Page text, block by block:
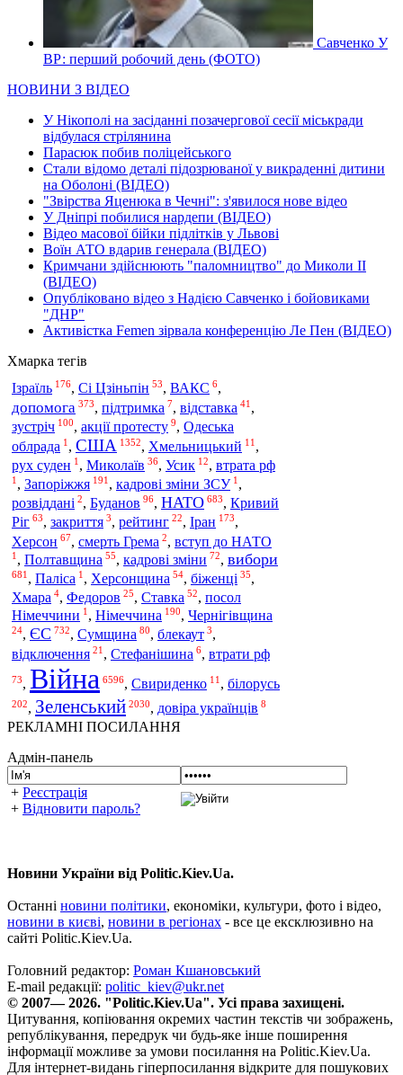
Савченко У
ВР: перший робочий день (ФОТО)
НОВИНИ З ВІДЕО
У Нікополі на засіданні позачергової сесії міськради
відбулася стрілянина
Парасюк побив поліцейського
Стали відомо деталі підозрюваної у викраденні дитини
на Оболоні (ВІДЕО)
"Звірства Яценюка в Чечні": з'явилося нове відео
У Дніпрі побилися нардепи (ВІДЕО)
Відео масової бійки підлітків у Львові
Воїн АТО вдарив генерала (ВІДЕО)
Кримчани здійснюють "паломництво" до Миколи ІІ
(ВІДЕО)
Опубліковано відео з Надією Савченко і бойовиками
"ДНР"
Активістка Femen зірвала конференцію Ле Пен (ВІДЕО)
Хмарка тегів
Ізраїль 176, Сі Цзіньпін 53, ВАКС 6,
допомога 373, підтримка 7, відставка 41 ,
зустріч 100, акції протесту 9, Одеська
облрада 1 , США 1352, Хмельницький 11 ,
рух суден 1, Миколаїв 36, Усик 12, втрата рф
1 , Запоріжжя 191 , кадрові зміни ЗСУ 1 ,
розвіддані 2, Буданов 96, НАТО 683, Кривий
Ріг 63, закриття 3, рейтинг 22, Іран 173,
Херсон 67, смерть Грема 2, вступ до НАТО
1 , Полтавщина 55, кадрові зміни 72, вибори
681, Паліса 1, Херсонщина 54, біженці 35,
Хмара 4, Федоров 25, Ставка 52, посол
Німеччини 1 , Німеччина 190, Чернігівщина
24, ЄС 732, Сумщина 80, блекаут 3,
відключення 21 , Стефанішина 6, втрати рф
73, Війна 6596, Свириденко 11 , білорусь
202, Зеленський 2030, довіра українців 8
РЕКЛАМНІ ПОСИЛАННЯ
Адмін-панель
+ Реєстрація
+ Відновити пароль?
Новини України від Politic.Kiev.Ua.
Останні новини політики, економіки, культури, фото і відео,
новини в києві, новини в регіонах - все це ексклюзивно на
сайті Politic.Kiev.Ua.
Головний редактор: Роман Кшановський
E-mail редакції: politic_kiev@ukr.net
© 2007— 2026. "Politic.Kiev.Ua". Усі права захищені.
Цитування, копіювання окремих частин текстів чи зображень,
републікування, передрук чи будь-яке інше поширення
інформації можливе за умови посилання на Politic.Kiev.Ua.
Для інтернет-видань гіперпосилання відкрите для пошукових